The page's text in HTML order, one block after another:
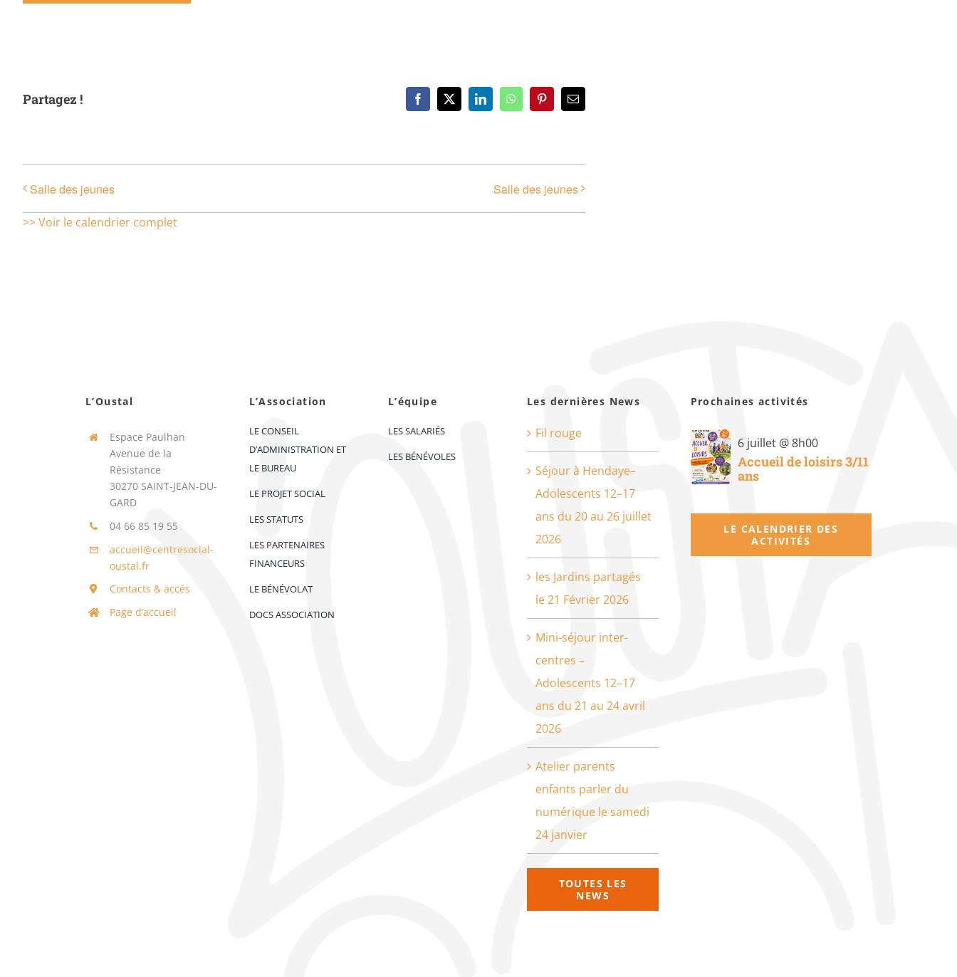
Partagez ! Facebook
X LinkedInWhatsAppPinterestEmail
Salle des jeunes Salle des jeunes
>> Voir le calendrier complet
L’Oustal
Espace Paulhan
Avenue de la
Résistance
30270 SAINT-JEAN-DU-
GARD
04 66 85 19 55
accueil@centresocial-
oustal.fr
Contacts & accès
Page d’accueil
L’Association
LE CONSEIL
D’ADMINISTRATION ET
LE BUREAU
LE PROJET SOCIAL
LES STATUTS
LES PARTENAIRES
FINANCEURS
LE BÉNÉVOLAT
DOCS ASSOCIATION
L’équipe
LES SALARIÉS
LES BÉNÉVOLES
Les dernières News
Fil rouge
Séjour à Hendaye–
Adolescents 12–17
ans du 20 au 26 juillet
2026
les Jardins partagés
le 21 Février 2026
Mini-séjour inter-
centres –
Adolescents 12–17
ans du 21 au 24 avril
2026
Atelier parents
enfants parler du
numérique le samedi
24 janvier
TOUTES LES
NEWS
Prochaines activités
6 juillet @ 8h00
Accueil de loisirs 3/11
ans
LE CALENDRIER DES
ACTIVITÉS